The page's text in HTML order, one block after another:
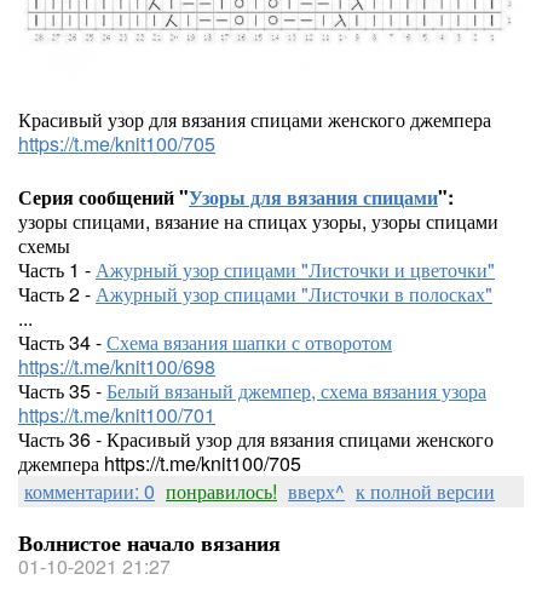
Красивый узор для вязания спицами женского джемпера
https://t.me/knit100/705
Серия сообщений "Узоры для вязания спицами":
узоры спицами, вязание на спицах узоры, узоры спицами
схемы
Часть 1 -Ажурный узор спицами "Листочки и цветочки"
Часть 2 -Ажурный узор спицами "Листочки в полосках"
...
Часть 34 -Схема вязания шапки с отворотом
https://t.me/knit100/698
Часть 35 -Белый вязаный джемпер, схема вязания узора
https://t.me/knit100/701
Часть 36 - Красивый узор для вязания спицами женского
джемпера https://t.me/knit100/705
комментарии: 0 понравилось! вверх^ к полной версии
Волнистое начало вязания
01-10-2021 21:27